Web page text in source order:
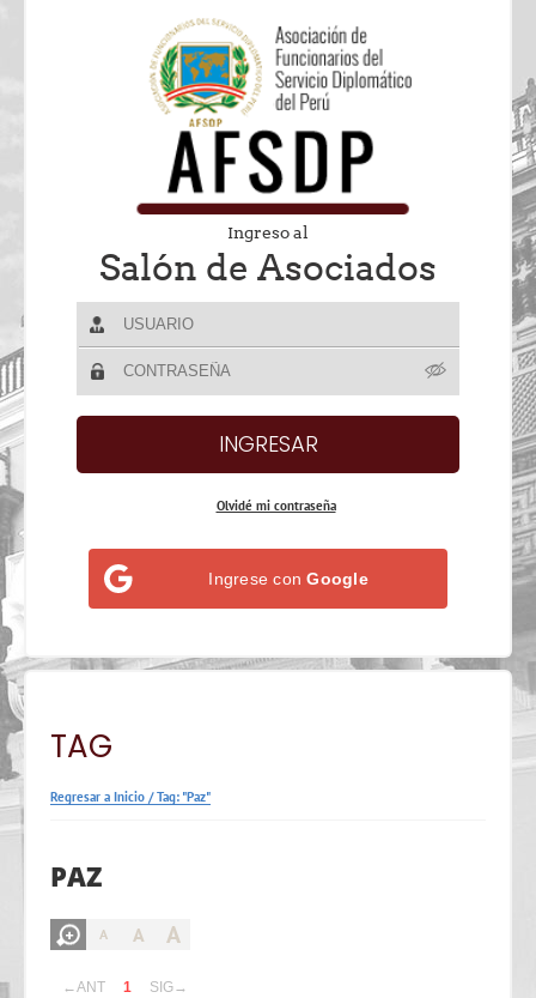
Ingreso al
Salón de Asociados
Olvidé mi contraseña
Ingrese conGoogle
TAG
Regresar a Inicio /Tag: "Paz"
PAZ
A A A
←ANT 1 SIG→